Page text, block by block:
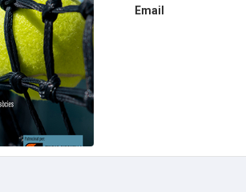
Email